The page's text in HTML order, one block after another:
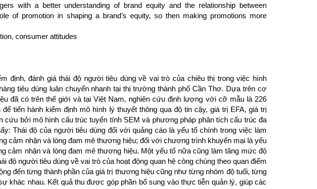
with a better understanding of brand equity and the relationship between
of promotion in shaping a brand’s equity, so then making promotions more
consumer attitudes
định, đánh giá thái độ người tiêu dùng về vai trò của chiêu thị trong việc hình
tiêu dùng luân chuyển nhanh tại thị trường thành phố Cần Thơ. Dựa trên cơ
đã có trên thế giới và tại Việt Nam, nghiên cứu định lượng với cỡ mẫu là 226
tiến hành kiểm định mô hình lý thuyết thông qua độ tin cậy, giá trị EFA, giá trị
cứu bởi mô hình cấu trúc tuyến tính SEM và phương pháp phân tích cấu trúc đa
Thái độ của người tiêu dùng đối với quảng cáo là yếu tố chính trong việc làm
cảm nhận và lòng đam mê thương hiệu; đối với chương trình khuyến mại là yếu
cảm nhận và lòng đam mê thương hiệu. Một yếu tố nữa cũng làm tăng mức độ
độ người tiêu dùng về vai trò của hoạt động quan hệ công chúng theo quan điểm
đến từng thành phần của giá trị thương hiệu cũng như từng nhóm độ tuổi, từng
khác nhau. Kết quả thu được góp phần bổ sung vào thực tiễn quản lý, giúp các